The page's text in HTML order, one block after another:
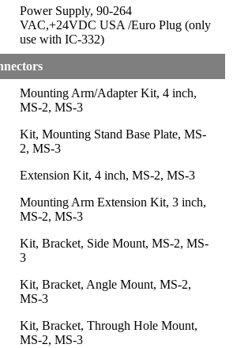
Power Supply, 90-264
VAC,+24VDC USA /Euro Plug (only
use with IC-332)
Mounting Arm/Adapter Kit, 4 inch,
MS-2, MS-3
Kit, Mounting Stand Base Plate, MS-
2, MS-3
Extension Kit, 4 inch, MS-2, MS-3
Mounting Arm Extension Kit, 3 inch,
MS-2, MS-3
Kit, Bracket, Side Mount, MS-2, MS-
3
Kit, Bracket, Angle Mount, MS-2,
MS-3
Kit, Bracket, Through Hole Mount,
MS-2, MS-3